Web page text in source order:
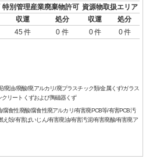
特別管理産業廃棄物許可 資源物取扱エリア
収運 処分 収運
処分
45 件 0 件 0 件 0 件
/廃油/廃酸/廃アルカリ/廃プラスチック類/金属くず/ガラス
クリートくずおよび陶磁器くず
/腐食性廃酸/腐食性廃アルカリ/有害廃PCB等/有害PCB汚
え殻/有害ばいじん/有害廃油/有害汚泥/有害廃酸/有害廃ア